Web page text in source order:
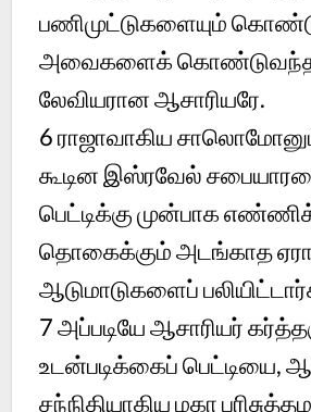
பணிமுட்டுகளையும்
அவைகளைக்
லேவியரான ஆசாரியரே.
6ராஜாவாகிய
கூடின இஸ்ரவேல்
பெட்டிக்கு முன்பாக
தொகைக்கும் அடங்காத
ஆடுமாடுகளைப்
7அப்படியே ஆசாரியர்
உடன்படிக்கைப் பெட்டியை,
சந்நிதியாகிய மகா